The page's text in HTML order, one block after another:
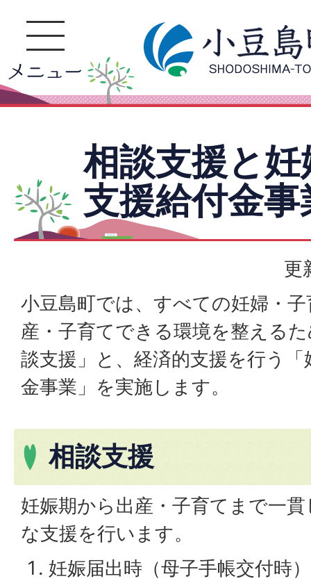
相談支援と
支援給付金事
更
小豆島町では、すべての妊婦・
産・子育てできる環境を整える
談支援」と、経済的支援を行う
金事業」を実施します。
相談支援
妊娠期から出産・子育てまで一
な支援を行います。
妊娠届出時（母子手帳交付時